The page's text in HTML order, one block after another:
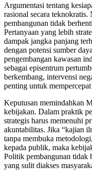
Argumentasi tentang
rasional secara
pembangunan tidak
Pertanyaan yang lebih
dampak jangka panjang
dengan potensi sumber
pengembangan kawasan
sebagai episentrum
berkembang, intervensi
penting untuk
Keputusan memindahkan
kebijakan. Dalam praktik
strategis harus memenuhi
akuntabilitas. Jika “kajian
tanpa membuka
kepada publik, maka
Politik pembangunan tidak
yang sulit diakses